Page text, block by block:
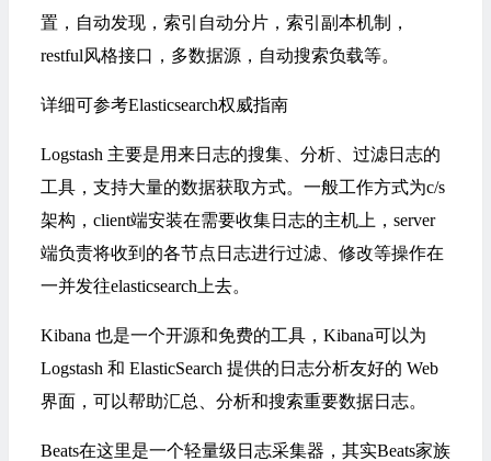
置，自动发现，索引自动分片，索引副本机制，
restful风格接口，多数据源，自动搜索负载等。
详细可参考Elasticsearch权威指南
Logstash 主要是用来日志的搜集、分析、过滤日志的
工具，支持大量的数据获取方式。一般工作方式为c/s
架构，client端安装在需要收集日志的主机上，server
端负责将收到的各节点日志进行过滤、修改等操作在
一并发往elasticsearch上去。
Kibana 也是一个开源和免费的工具，Kibana可以为
Logstash 和 ElasticSearch 提供的日志分析友好的 Web
界面，可以帮助汇总、分析和搜索重要数据日志。
Beats在这里是一个轻量级日志采集器，其实Beats家族